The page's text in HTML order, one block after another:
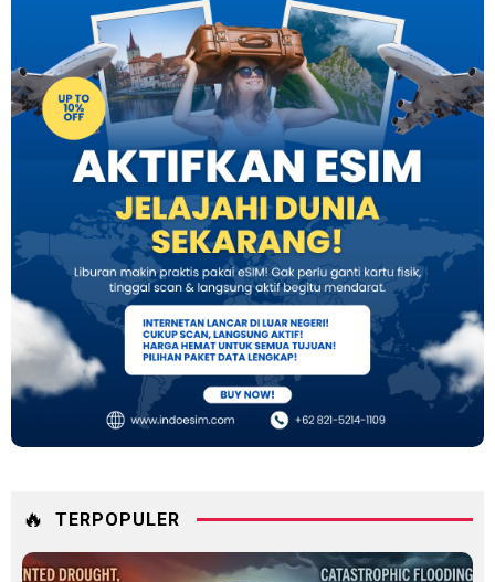
🔥 TERPOPULER